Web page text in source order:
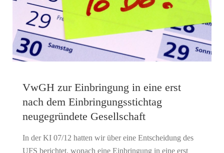
VwGH zur Einbringung in eine erst
nach dem Einbringungsstichtag
neugegründete Gesellschaft
In der KI 07/12 hatten wir über eine Entscheidung des
UFS berichtet, wonach eine Einbringung in eine erst